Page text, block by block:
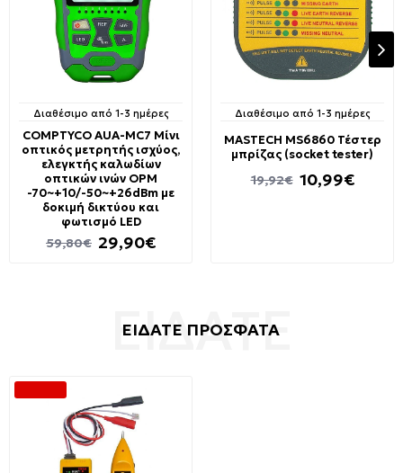
Διαθέσιμο από 1-3 ημέρες
COMPTYCO AUA-MC7 Μίνι
οπτικός μετρητής ισχύος,
ελεγκτής καλωδίων
οπτικών ινών OPM
-70~+10/-50~+26dBm με
δοκιμή δικτύου και
φωτισμό LED
29,90€
59,80€
Διαθέσιμο από 1-3 ημέρες
MASTECH MS6860 Τέστερ
μπρίζας (socket tester)
10,99€
19,92€
ΕΙΔΑΤΕ ΠΡΟΣΦΑΤΑ